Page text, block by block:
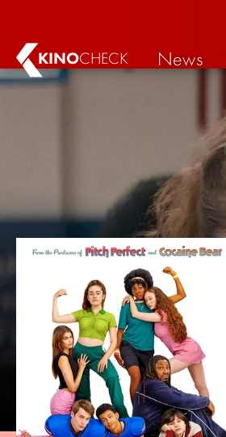
KINOCHECK News